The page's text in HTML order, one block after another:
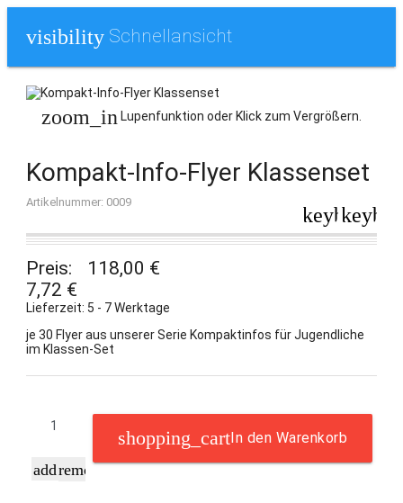
visibility Schnellansicht
zoom_in Lupenfunktion oder Klick zum Vergrößern.
Kompakt-Info-Flyer Klassenset
Artikelnummer: 0009
Preis:
118,00 €
7,72 €
Lieferzeit: 5 - 7 Werktage
je 30 Flyer aus unserer Serie Kompaktinfos für Jugendliche
im Klassen-Set
addremove
In den Warenkorb